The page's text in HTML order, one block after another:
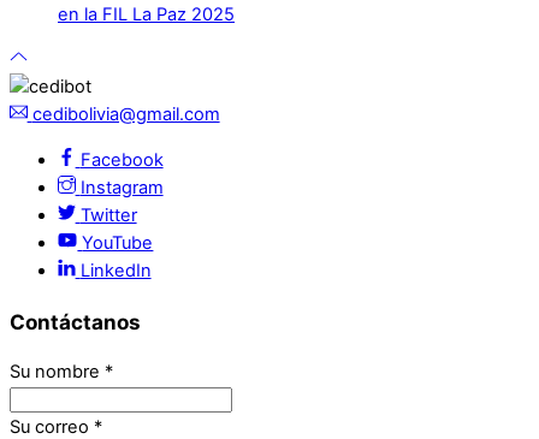
en la FIL La Paz 2025
cedibolivia@gmail.com
Facebook
Instagram
Twitter
YouTube
LinkedIn
Contáctanos
Su nombre *
Su correo *